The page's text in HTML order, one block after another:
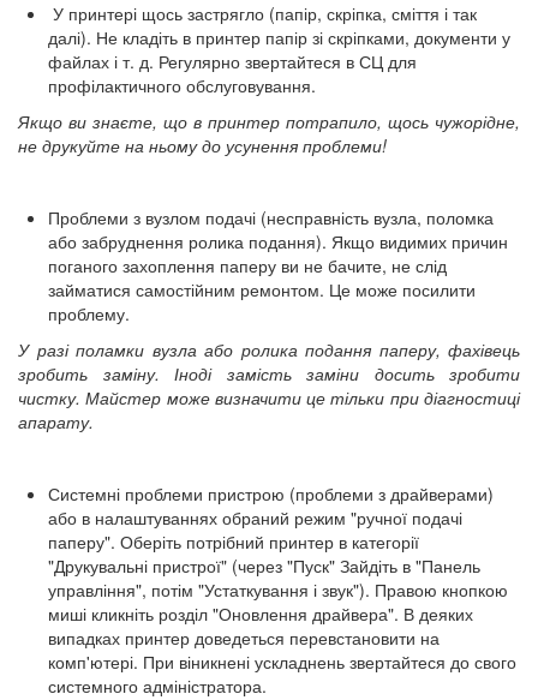
У принтері щось застрягло (папір, скріпка, сміття і так
далі). Не кладіть в принтер папір зі скріпками, документи у
файлах і т. д. Регулярно звертайтеся в СЦ для
профілактичного обслуговування.
Якщо ви знаєте, що в принтер потрапило, щось чужорідне,
не друкуйте на ньому до усунення проблеми!
Проблеми з вузлом подачі (несправність вузла, поломка
або забруднення ролика подання). Якщо видимих причин
поганого захоплення паперу ви не бачите, не слід
займатися самостійним ремонтом. Це може посилити
проблему.
У разі поламки вузла або ролика подання паперу, фахівець
зробить заміну. Іноді замість заміни досить зробити
чистку. Майстер може визначити це тільки при діагностиці
апарату.
Системні проблеми пристрою (проблеми з драйверами)
або в налаштуваннях обраний режим "ручної подачі
паперу". Оберіть потрібний принтер в категорії
"Друкувальні пристрої" (через "Пуск" Зайдіть в "Панель
управління", потім "Устаткування і звук"). Правою кнопкою
миші кликніть розділ "Оновлення драйвера". В деяких
випадках принтер доведеться перевстановити на
комп'ютері. При віникнені ускладнень звертайтеся до свого
системного адміністратора.